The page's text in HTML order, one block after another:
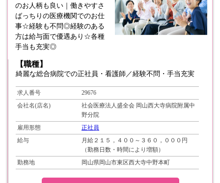
のお人柄も良い｜働きやすさ
ばっちりの医療機関でのお仕
事☆経験も不問◎経験のある
方は給与面で優遇あり☆各種
手当も充実◎
【職種】
綺麗な総合病院での正社員・看護師／経験不問・手当充実
求人番号
29676
会社名(店名)
社会医療法人盛全会 岡山西大寺病院附属中
野分院
雇用形態
正社員
給与
月給２１５，４００～３６０，０００円
（勤務日数・時間により増額）
勤務地
岡山県岡山市東区西大寺中野本町